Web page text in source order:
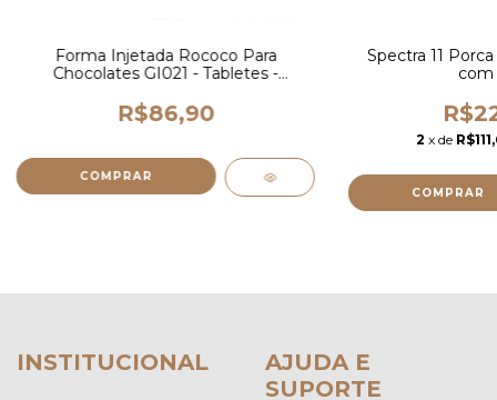
Forma Injetada Rococo Para
Chocolates GI021 - Tabletes -
R$86,90
Spectra 11
com
2 x de
INSTITUCIONAL
AJUDA E
SUPORTE